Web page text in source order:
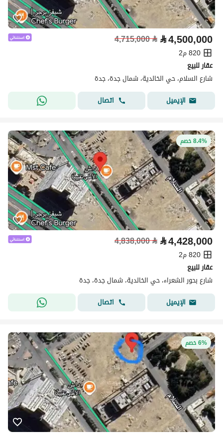
⃁4,500,000
⃁
4,715,000
820 م2
عقار للبيع
شارع السلام، حي الخالدية، شمال جدة، جدة
الإيميل
اتصال
8.4% خصم
⃁4,428,000
⃁
4,838,000
820 م2
عقار للبيع
شارع بحور الشعراء، حي الخالدية، شمال جدة، جدة
الإيميل
اتصال
6% خصم